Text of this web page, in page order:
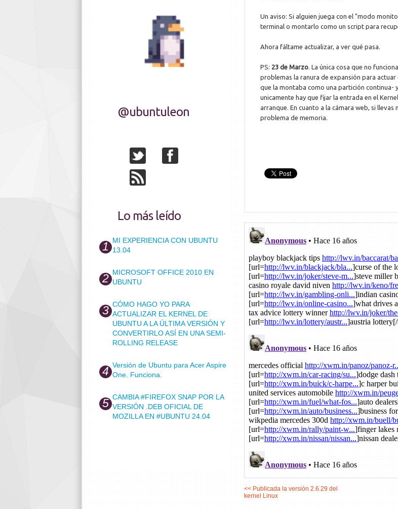
Un aviso: Si alguien juega con el "modo
terminal o montarlo como un script para
Ahora fáltame actualizar, a ver qué pasa.
PS: 23 de Marzo. La única cosa que no
problemas la ranura de expansión para
que la montaba como una partición continua-
unicamente hay que fijar la entrada en el
arranque. En cuanto a la cámara web, si
problema de memoria.
<< Publicada la versión 2.6.29 del
kernel Linux
@ubuntuleon
Lo más leído
MI EXPERIENCIA CON UBUNTU
13.04
MICROSOFT OFFICE 2010 EN
UBUNTU
CÓMO HAGO YO PARA
ACTUALIZAR EL KERNEL DE
UBUNTU A LA ÚLTIMA VERSIÓN Y
CONVERTIRLO ASÍ EN UNA SEMI-
ROLLING RELEASE
Versión de Ubuntu para Acer Aspire
One. Funciona.
CAMBIA #FIREFOX SNAP POR LA
VERSIÓN .DEB OFICIAL DE
MOZILLA EN #UBUNTU 24.04